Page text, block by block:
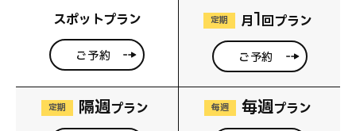
スポットプラン
ご予約
定期 月1回プラン
ご予約
定期 隔週プラン 毎週 毎週プラン